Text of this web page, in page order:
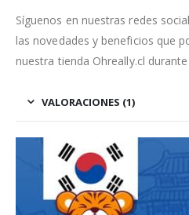
Síguenos en nuestras redes
las novedades y beneficios que
nuestra tienda Ohreally.cl
VALORACIONES (1)